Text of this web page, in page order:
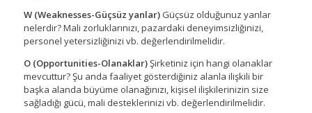
W (Weaknesses-Güçsüz yanlar)Güçsüz olduğunuz yanlar
nelerdir? Mali zorluklarınızı, pazardaki deneyimsizliğinizi,
personel yetersizliğinizi vb. değerlendirilmelidir.
O (Opportunities-Olanaklar)Şirketiniz için hangi olanaklar
mevcuttur? Şu anda faaliyet gösterdiğiniz alanla ilişkili bir
başka alanda büyüme olanağınızı, kişisel ilişkilerinizin size
sağladığı gücü, mali desteklerinizi vb. değerlendirilmelidir.